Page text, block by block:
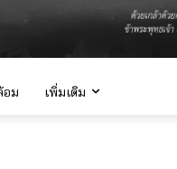
อม เพิ่มเติม